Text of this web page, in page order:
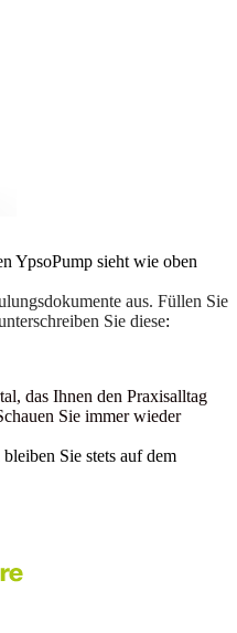
YpsoPump sieht wie oben
aus. Füllen Sie
Sie diese:
das Ihnen den Praxisalltag
Sie immer wieder
Sie stets auf dem